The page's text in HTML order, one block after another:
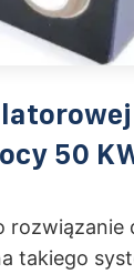
50
rozwiązanie
takiego